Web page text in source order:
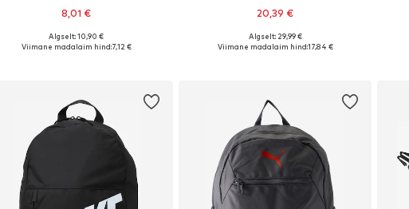
8,01 €
Saadaolevad suurused: One Size
Algselt: 10,90 €
Viimane madalaim hind:7,12 €
20,39 €
Saadaolevad suurused: Onesize
Algselt: 29,99 €
Viimane madalaim hind:17,84 €